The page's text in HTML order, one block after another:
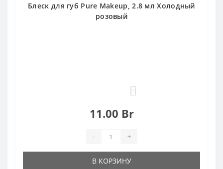
Блеск для губ Pure Makeup, 2.8 мл Холодный
розовый
11.00 Br
- +
В КОРЗИНУ